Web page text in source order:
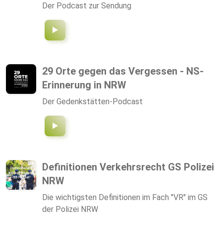
Der Podcast zur Sendung
29 Orte gegen das Vergessen - NS-
Erinnerung in NRW
Der Gedenkstätten-Podcast
Definitionen Verkehrsrecht GS Polizei
NRW
Die wichtigsten Definitionen im Fach "VR" im GS
der Polizei NRW